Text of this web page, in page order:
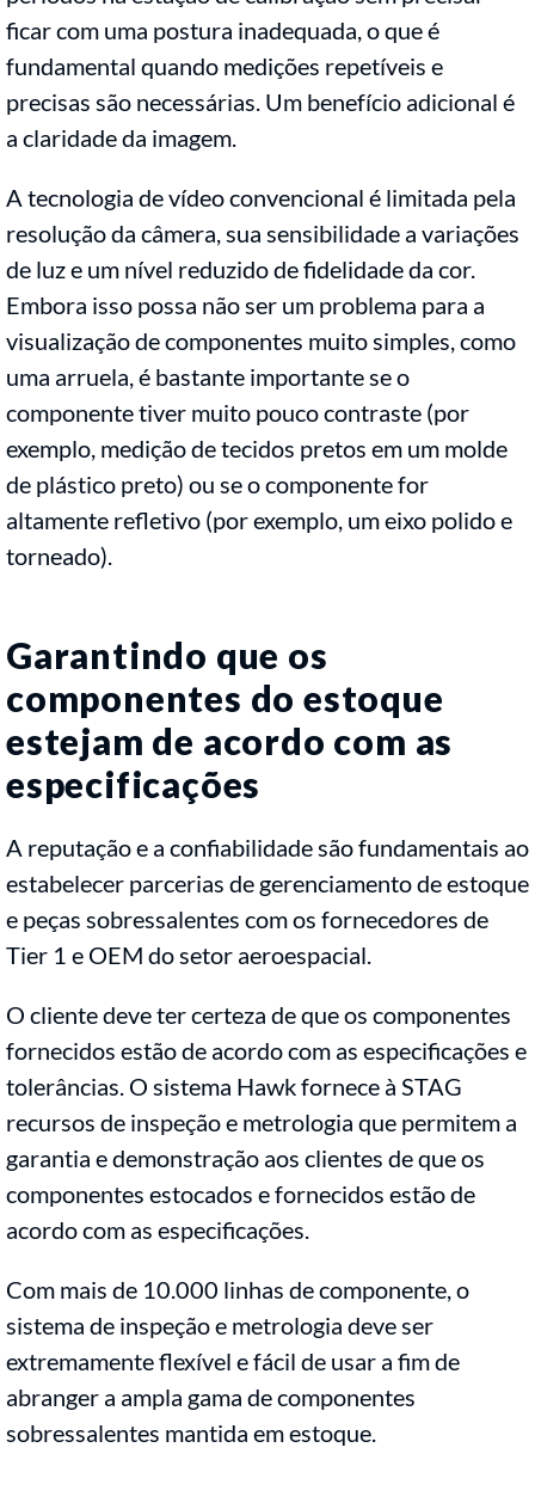
ficar com uma postura inadequada, o que é
fundamental quando medições repetíveis e
precisas são necessárias. Um benefício adicional é
a claridade da imagem.
A tecnologia de vídeo convencional é limitada pela
resolução da câmera, sua sensibilidade a variações
de luz e um nível reduzido de fidelidade da cor.
Embora isso possa não ser um problema para a
visualização de componentes muito simples, como
uma arruela, é bastante importante se o
componente tiver muito pouco contraste (por
exemplo, medição de tecidos pretos em um molde
de plástico preto) ou se o componente for
altamente refletivo (por exemplo, um eixo polido e
torneado).
Garantindo que os
componentes do estoque
estejam de acordo com as
especificações
A reputação e a confiabilidade são fundamentais ao
estabelecer parcerias de gerenciamento de estoque
e peças sobressalentes com os fornecedores de
Tier 1 e OEM do setor aeroespacial.
O cliente deve ter certeza de que os componentes
fornecidos estão de acordo com as especificações e
tolerâncias. O sistema Hawk fornece à STAG
recursos de inspeção e metrologia que permitem a
garantia e demonstração aos clientes de que os
componentes estocados e fornecidos estão de
acordo com as especificações.
Com mais de 10.000 linhas de componente, o
sistema de inspeção e metrologia deve ser
extremamente flexível e fácil de usar a fim de
abranger a ampla gama de componentes
sobressalentes mantida em estoque.